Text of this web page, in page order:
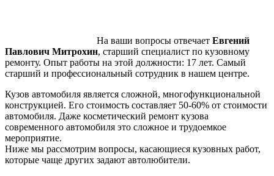
На ваши вопросы отвечает Евгений
Павлович Митрохин, старший специалист по кузовному
ремонту. Опыт работы на этой должности: 17 лет. Самый
старший и профессиональный сотрудник в нашем центре.
Кузов автомобиля является сложной, многофункциональной
конструкцией. Его стоимость составляет 50-60% от стоимости
автомобиля. Даже косметический ремонт кузова
современного автомобиля это сложное и трудоемкое
мероприятие.
Ниже мы рассмотрим вопросы, касающиеся кузовных работ,
которые чаще других задают автолюбители.